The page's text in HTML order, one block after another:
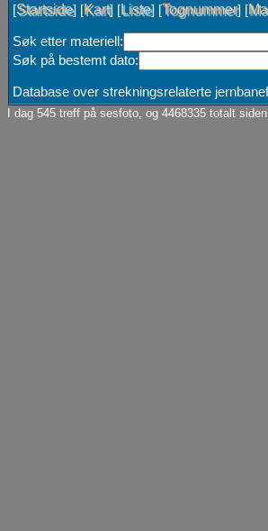
[Startside] [Kart] [Liste] [Tognummer] [
Søk etter materiell:
Søk på bestemt dato:
Database over strekningsrelaterte
I dag 545 treff på sesfoto, og 4468335 totalt